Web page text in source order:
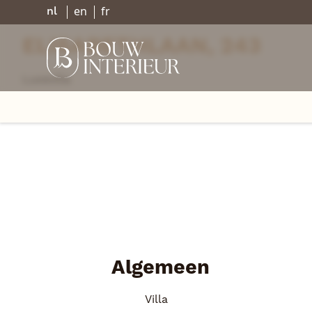
nl en fr
ELISABETHLAAN, 243
Luxevilla
Algemeen
Villa